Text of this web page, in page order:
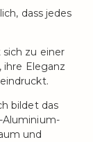
dass jedes
zu einer
Eleganz
bildet das
Aluminium-
und